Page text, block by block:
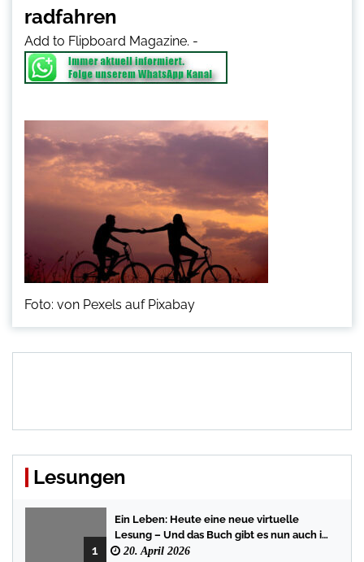
radfahren
Add to Flipboard Magazine. -
Foto: von Pexels auf Pixabay
Lesungen
1
Ein Leben: Heute eine neue virtuelle
Lesung – Und das Buch gibt es nun auch in
der Bredstedter Stadtbuchhandlung
20. April 2026